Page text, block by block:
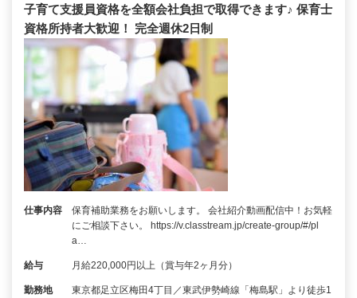
子育て支援員資格を全額会社負担で取得できます♪ 保育士
資格所持者大歓迎！ 完全週休2日制
仕事内容
保育補助業務をお願いします。 会社紹介動画配信中！お気軽
にご相談下さい。 https://v.classtream.jp/create-group/#/pl
a…
給与 月給220,000円以上（賞与年2ヶ月分）
勤務地
東京都足立区梅田4丁目／東武伊勢崎線「梅島駅」より徒歩1